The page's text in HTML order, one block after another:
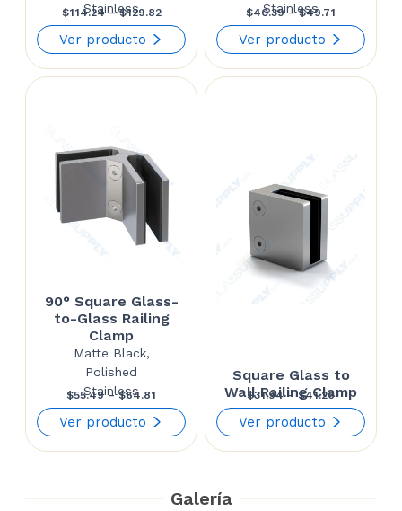
Stainless
$114.24 – $129.82Price
range:
$114.24
through
Ver producto
Stainless
$40.39 – $49.71
range:
$40.39
through
Ver producto
90° Square Glass-
to-Glass Railing
Clamp
Matte Black,
Polished
Stainless
$55.49 – $64.81
range:
$55.49
$64.81
Ver producto
Square Glass to
Wall Railing Clamp
$31.94 – $41.26Price
range:
$31.94
Ver producto
Galería